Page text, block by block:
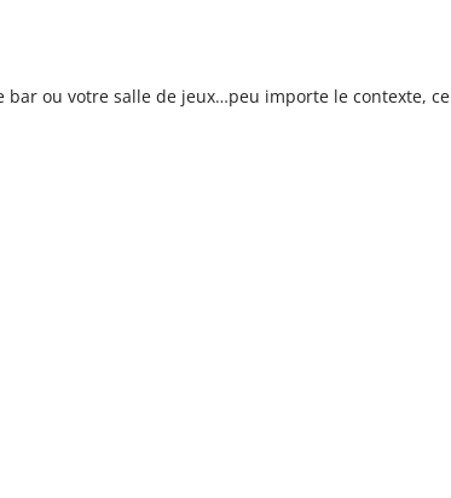
ou votre salle de jeux…peu importe le contexte, ce